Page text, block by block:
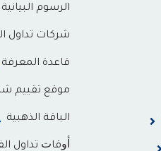
الرسوم
شركات تداول
قاعدة المعرفة
موقع تقييم
الباقة الذهبية
ﺃﻭﻗﺎﺕ تداول